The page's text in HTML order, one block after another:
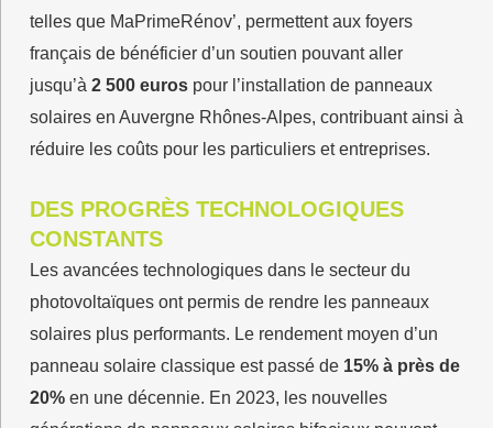
telles que MaPrimeRénov’, permettent aux foyers
français de bénéficier d’un soutien pouvant aller
jusqu’à 2 500 eurospour l’installation de panneaux
solaires en Auvergne Rhônes-Alpes, contribuant ainsi à
réduire les coûts pour les particuliers et entreprises.
DES PROGRÈS TECHNOLOGIQUES
CONSTANTS
Les avancées technologiques dans le secteur du
photovoltaïques ont permis de rendre les panneaux
solaires plus performants. Le rendement moyen d’un
panneau solaire classique est passé de 15% à près de
20%en une décennie. En 2023, les nouvelles